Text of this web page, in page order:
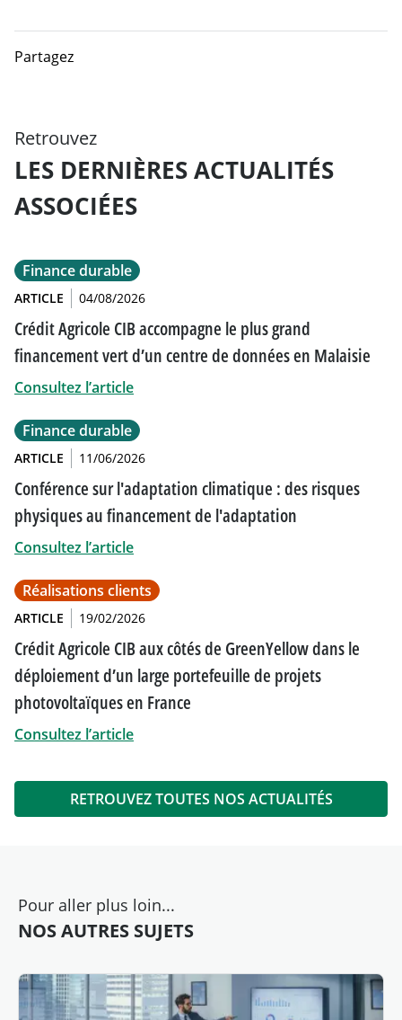
Partagez
Retrouvez
LES DERNIÈRES ACTUALITÉS
ASSOCIÉES
Finance durable
ARTICLE 04/08/2026
Crédit Agricole CIB accompagne le plus grand
financement vert d’un centre de données en Malaisie
Consultez l’article
Finance durable
ARTICLE 11/06/2026
Conférence sur l'adaptation climatique : des risques
physiques au financement de l'adaptation
Consultez l’article
Réalisations clients
ARTICLE 19/02/2026
Crédit Agricole CIB aux côtés de GreenYellow dans le
déploiement d’un large portefeuille de projets
photovoltaïques en France
Consultez l’article
RETROUVEZ TOUTES NOS ACTUALITÉS
Pour aller plus loin...
NOS AUTRES SUJETS